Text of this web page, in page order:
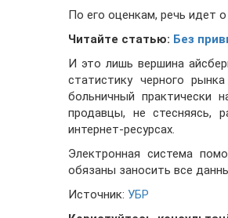
По его оценкам, речь идет
Читайте статью: Без
И это лишь вершина
статистику черного
больничный
продавцы, не стесняясь,
интернет-ресурсах.
Электронная система
обязаны заносить все
Источник: УБР